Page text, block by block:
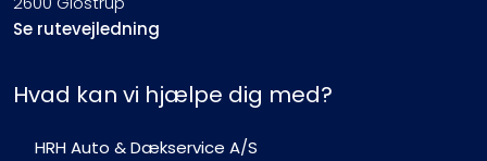
Se rutevejledning
Hvad kan vi hjælpe dig med?
HRH Auto & Dækservice A/S